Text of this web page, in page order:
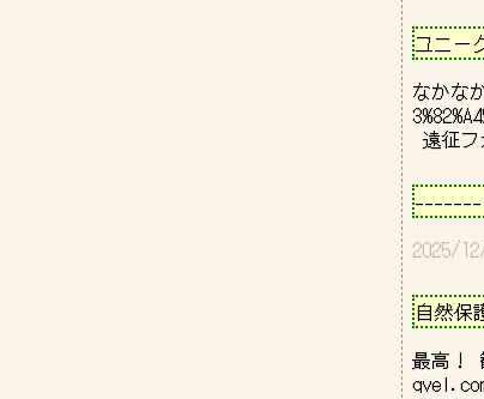
ユ
なかな
-------
2025/
自然
最高！
qvel.com/